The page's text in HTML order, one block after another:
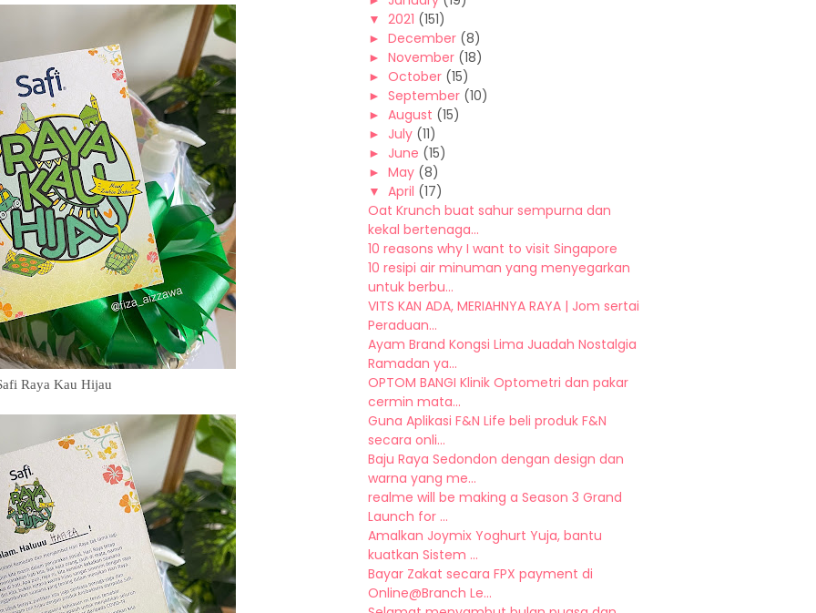
Raya Kau Hijau
▼ 2021 (151)
► December (8)
► November (18)
► October (15)
► September (10)
► August (15)
► July (11)
► June (15)
► May (8)
▼ April (17)
Oat Krunch buat sahur sempurna dan
kekal bertenaga...
10 reasons why I want to visit Singapore
10 resipi air minuman yang menyegarkan
untuk berbu...
VITS KAN ADA, MERIAHNYA RAYA | Jom sertai
Peraduan...
Ayam Brand Kongsi Lima Juadah Nostalgia
Ramadan ya...
OPTOM BANGI Klinik Optometri dan pakar
cermin mata...
Guna Aplikasi F&N Life beli produk F&N
secara onli...
Baju Raya Sedondon dengan design dan
warna yang me...
realme will be making a Season 3 Grand
Launch for ...
Amalkan Joymix Yoghurt Yuja, bantu
kuatkan Sistem ...
Bayar Zakat secara FPX payment di
Online@Branch Le...